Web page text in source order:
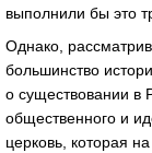
выполнили бы это
Однако,
большинство
о существовании в
общественного и
церковь, которая